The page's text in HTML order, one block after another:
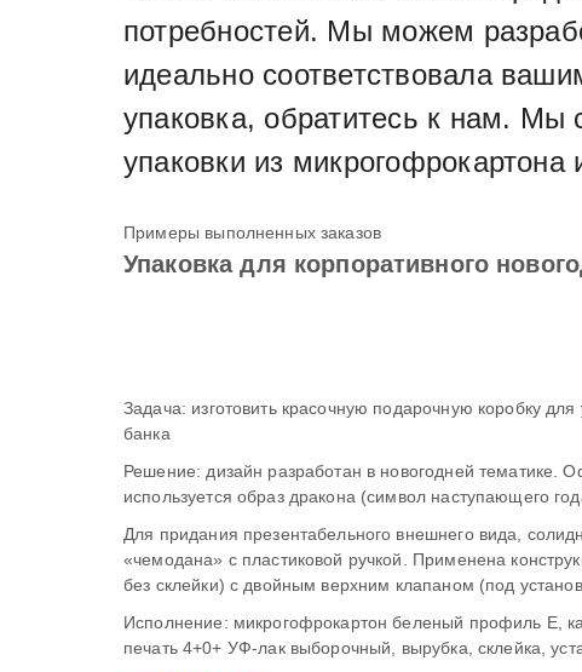
потребностей. Мы можем
идеально соответствовала
упаковка, обратитесь к нам. Мы
упаковки из
Примеры выполненных заказов
Упаковка для корпоративного
Задача: изготовить красочную подарочную коробку для упаковки
банка
Решение: дизайн разработан в новогодней тематике. Оформление
Для придания презентабельного внешнего вида,
«чемодана» с пластиковой ручкой. Применена конструкция «ласточкин хвост»
без склейки) с двойным
Исполнение: микрогофрокартон беленый профиль Е, кашировка